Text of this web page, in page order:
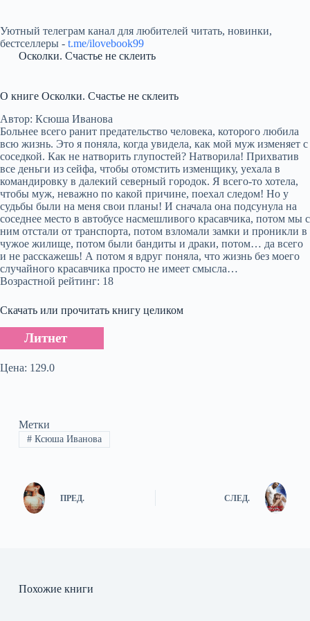
Уютный телеграм канал для любителей читать, новинки,
бестселлеры - t.me/ilovebook99
Осколки. Счастье не склеить
О книге Осколки. Счастье не склеить
Автор: Ксюша Иванова
Больнее всего ранит предательство человека, которого любила
всю жизнь. Это я поняла, когда увидела, как мой муж изменяет с
соседкой. Как не натворить глупостей? Натворила! Прихватив
все деньги из сейфа, чтобы отомстить изменщику, уехала в
командировку в далекий северный городок. Я всего-то хотела,
чтобы муж, неважно по какой причине, поехал следом! Но у
судьбы были на меня свои планы! И сначала она подсунула на
соседнее место в автобусе насмешливого красавчика, потом мы с
ним отстали от транспорта, потом взломали замки и проникли в
чужое жилище, потом были бандиты и драки, потом… да всего
и не расскажешь! А потом я вдруг поняла, что жизнь без моего
случайного красавчика просто не имеет смысла…
Возрастной рейтинг: 18
Скачать или прочитать книгу целиком
Литнет
Цена: 129.0
Метки
#Ксюша Иванова
ПРЕД. СЛЕД.
Похожие книги